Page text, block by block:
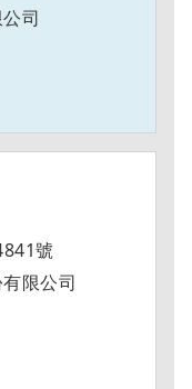
司
號
限公司